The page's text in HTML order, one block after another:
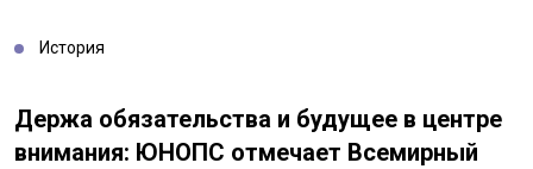
История
Держа обязательства и будущее в центре
внимания: ЮНОПС отмечает Всемирный